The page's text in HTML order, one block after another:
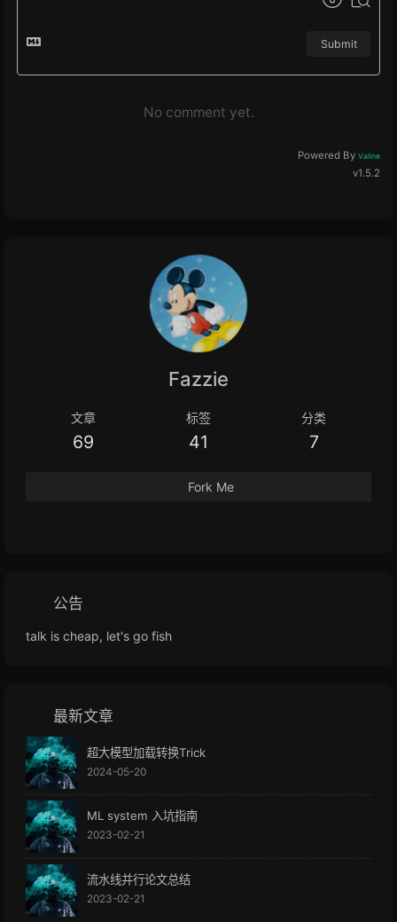
Submit
No comment yet.
Powered By Valine
v1.5.2
Fazzie
文章
69
标签
41
分类
7
Fork Me
公告
talk is cheap, let's go fish
最新文章
超大模型加载转换Trick
2024-05-20
ML system 入坑指南
2023-02-21
流水线并行论文总结
2023-02-21